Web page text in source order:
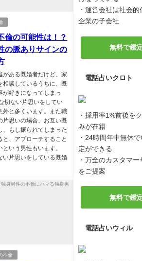
倫の可能性は！？
の脈ありサインの
がある既婚者だけど、家
相談しているうちに、既
が好きになってしまっ
切ない片思いをしてい
外と多くいます。また職
片思いの場合、お互い既
、もし振られてしまった
と、アプローチすること
という男性もいます。
い片思いをしている既婚
不倫
・運営会社は社会
企業の子会社
無料で鑑
電話占いクロト
・採用率1%前後を
みが在籍
・24時間年中無休
定ができる
・万全のカスタマ
をご提案
無料で鑑
電話占いウィル